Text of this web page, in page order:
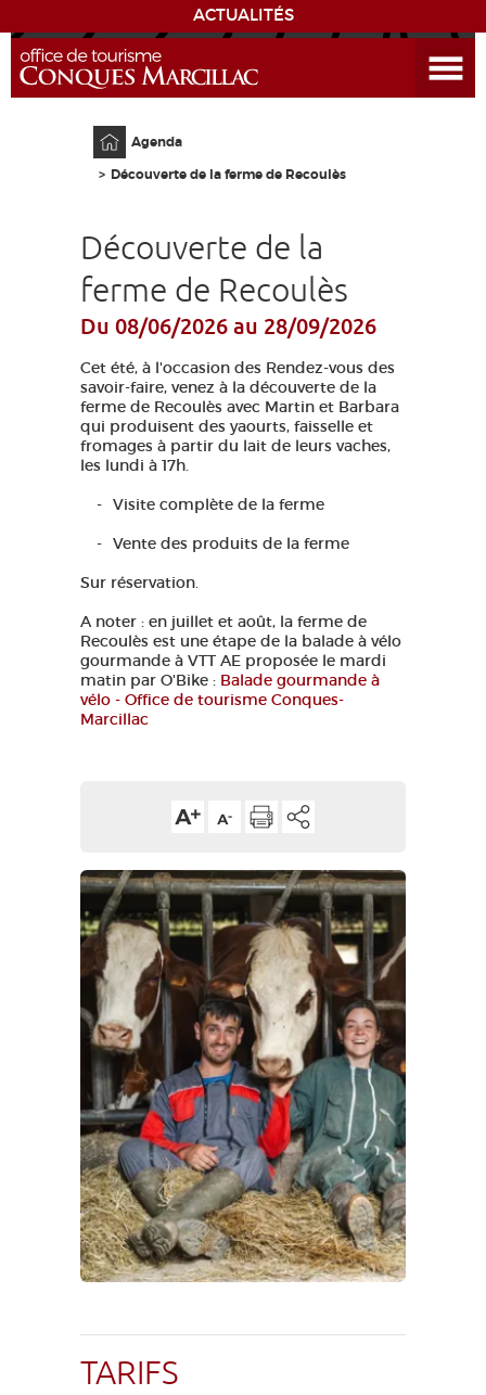
ACTUALITÉS
ENVIEDE...
DÉCOUVRIR LA DESTINATION
SÉJOURNER
AGENDA
MA SÉLECTION
FR
Agenda
Découverte de la ferme de Recoulès
Découverte de la
ferme de Recoulès
Du 08/06/2026au 28/09/2026
Cet été, à l'occasion des Rendez-vous des
savoir-faire, venez à la découverte de la
ferme de Recoulès avec Martin et Barbara
qui produisent des yaourts, faisselle et
fromages à partir du lait de leurs vaches,
les lundi à 17h.
Visite complète de la ferme
Vente des produits de la ferme
Sur réservation.
A noter : en juillet et août, la ferme de
Recoulès est une étape de la balade à vélo
gourmande à VTT AE proposée le mardi
matin par O'Bike : Balade gourmande à
vélo - Office de tourisme Conques-
Marcillac
TARIFS